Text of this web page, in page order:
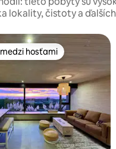
lokality, čistoty a
medzi hosťami
hosťami